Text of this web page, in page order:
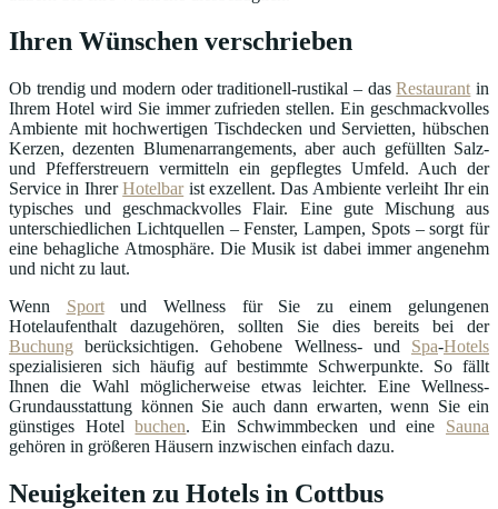
Ihren Wünschen verschrieben
Ob trendig und modern oder traditionell-rustikal – dasRestaurant in
Ihrem Hotel wird Sie immer zufrieden stellen. Ein geschmackvolles
Ambiente mit hochwertigen Tischdecken und Servietten, hübschen
Kerzen, dezenten Blumenarrangements, aber auch gefüllten Salz-
und Pfefferstreuern vermitteln ein gepflegtes Umfeld. Auch der
Service in IhrerHotelbarist exzellent. Das Ambiente verleiht Ihr ein
typisches und geschmackvolles Flair. Eine gute Mischung aus
unterschiedlichen Lichtquellen – Fenster, Lampen, Spots – sorgt für
eine behagliche Atmosphäre. Die Musik ist dabei immer angenehm
und nicht zu laut.
Wenn Sportund Wellness für Sie zu einem gelungenen
Hotelaufenthalt dazugehören, sollten Sie dies bereits bei der
Buchung berücksichtigen. Gehobene Wellness- und Spa-Hotels
spezialisieren sich häufig auf bestimmte Schwerpunkte. So fällt
Ihnen die Wahl möglicherweise etwas leichter. Eine Wellness-
Grundausstattung können Sie auch dann erwarten, wenn Sie ein
günstiges Hotelbuchen. Ein Schwimmbecken und eine Sauna
gehören in größeren Häusern inzwischen einfach dazu.
Neuigkeiten zu Hotels in Cottbus